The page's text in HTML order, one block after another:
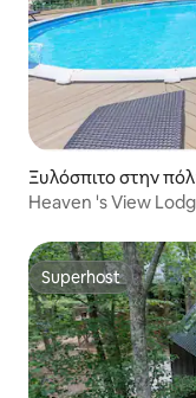
Ξυλόσπιτο στην
Superhost
Superhost